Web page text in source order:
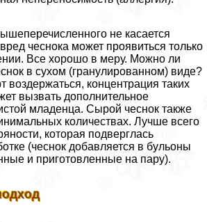
не касается
чеснока может проявиться только
Все хорошо в меру. Можно ли
в сухом (гранулированном) виде?
воздержаться, концентрация таких
вызвать дополнительное
младенца. Сырой чеснок также
количествах. Лучше всего
которая подверглась
(чеснок добавляется в бульоны
и приготовленные на пару).